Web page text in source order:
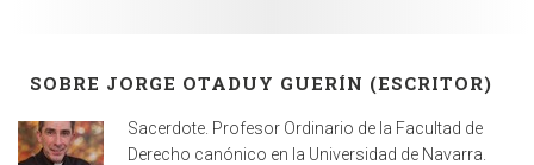
SOBRE JORGE OTADUY GUERÍN (ESCRITOR)
Sacerdote. Profesor Ordinario de la Facultad de
Derecho canónico en la Universidad de Navarra.